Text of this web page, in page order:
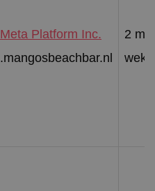
Meta Platform Inc.
.mangosbeachbar.nl
2